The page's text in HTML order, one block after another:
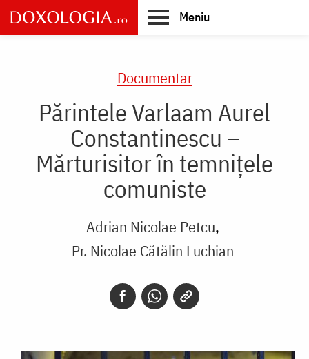
Skip
to
main
Meniu
Documentar
Părintele Varlaam Aurel
Constantinescu –
Mărturisitor în temnițele
comuniste
Adrian Nicolae Petcu
Pr. Nicolae Cătălin Luchian